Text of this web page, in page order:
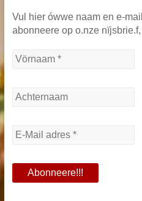
Vul hier ówwe naam en e-
abonneere op o.nze